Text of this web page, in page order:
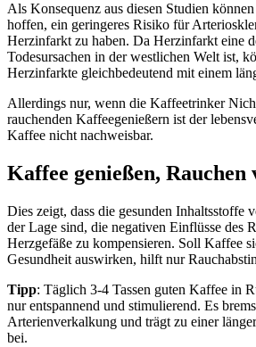
Als Konsequenz aus diesen Studien
hoffen, ein geringeres Risiko für
Herzinfarkt zu haben. Da Herzinfarkt eine
Todesursachen in der westlichen Welt ist,
Herzinfarkte gleichbedeutend mit einem
Allerdings nur, wenn die Kaffeetrinker
rauchenden Kaffeegenießern ist der
Kaffee nicht nachweisbar.
Kaffee genießen, Rauchen
Dies zeigt, dass die gesunden Inhaltsstoffe
der Lage sind, die negativen Einflüsse des
Herzgefäße zu kompensieren. Soll Kaffee
Gesundheit auswirken, hilft nur
Tipp: Täglich 3-4 Tassen guten Kaffee in
nur entspannend und stimulierend. Es
Arterienverkalkung und trägt zu einer
bei.